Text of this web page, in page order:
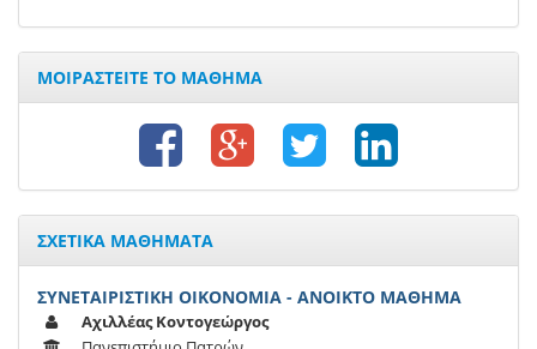
ΜΟΙΡΑΣΤΕΙΤΕ ΤΟ ΜΑΘΗΜΑ
ΣΧΕΤΙΚΑ ΜΑΘΗΜΑΤΑ
ΣΥΝΕΤΑΙΡΙΣΤΙΚΗ ΟΙΚΟΝΟΜΙΑ - ΑΝΟΙΚΤΟ ΜΑΘΗΜΑ
Αχιλλέας Κοντογεώργος